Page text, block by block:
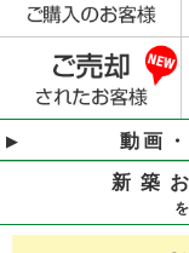
動画
新築